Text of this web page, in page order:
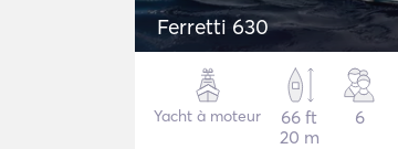
Ferretti 630
Yacht à moteur
66 ft
20 m
6